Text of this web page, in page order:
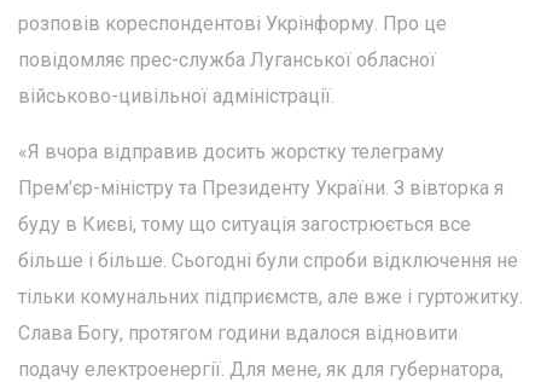
розповів кореспондентові Укрінформу. Про це
повідомляє прес-служба Луганської обласної
військово-цивільної адміністрації.
«Я вчора відправив досить жорстку телеграму
Прем’єр-міністру та Президенту України. З вівторка я
буду в Києві, тому що ситуація загострюється все
більше і більше. Сьогодні були спроби відключення не
тільки комунальних підприємств, але вже і гуртожитку.
Слава Богу, протягом години вдалося відновити
подачу електроенергії. Для мене, як для губернатора,